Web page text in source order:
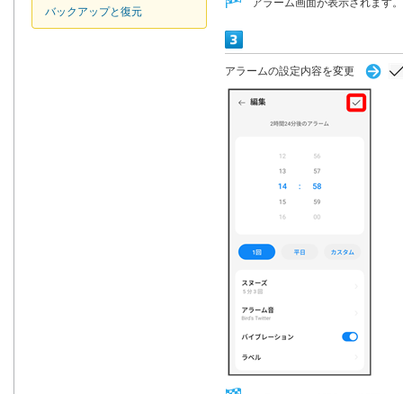
バックアップと復元
アラーム画面が表示されます。
アラームの設定内容を変更